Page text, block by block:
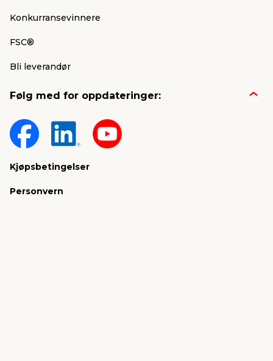
Konkurransevinnere
FSC®
Bli leverandør
Følg med for oppdateringer:
Kjøpsbetingelser
Personvern